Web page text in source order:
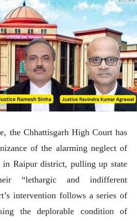
the Chhattisgarh High Court has
of the alarming neglect of
in Raipur district, pulling up state
“lethargic and indifferent
intervention follows a series of
the deplorable condition of